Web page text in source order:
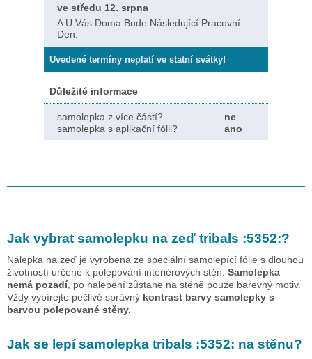
ve středu 12. srpna
A U Vás Doma Bude Následující Pracovní
Den.
Uvedené termíny neplatí ve statní svátky!
Důležité informace
samolepka z více částí?
ne
samolepka s aplikační fólii?
ano
Jak vybrat samolepku na zeď tribals :5352:?
Nálepka na zeď je vyrobena ze speciální samolepící fólie s dlouhou
životností určené k polepování interiérových stěn. Samolepka
nemá pozadí, po nalepení zůstane na stěně pouze barevný motiv.
Vždy vybírejte pečlivě správný kontrast barvy samolepky s
barvou polepované stěny.
Jak se lepí samolepka tribals :5352: na stěnu?